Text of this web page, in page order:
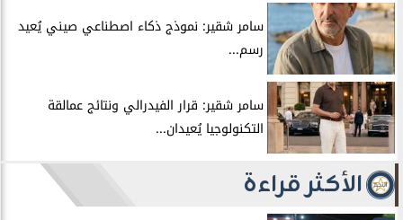
سامر شقير: نموذج ذكاء اصطناعي صيني يُعيد
رسم...
سامر شقير: قرار الفيدرالي ونتائج عمالقة
التكنولوجيا يُعيدان...
الأكثر قراءة